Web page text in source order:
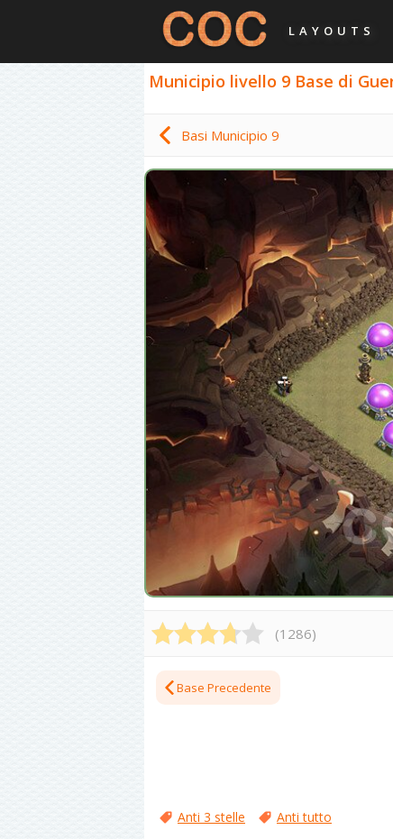
LAYOUTS
Municipio livello 9 Base di
Basi Municipio 9
(1286)
Base Precedente
Anti 3 stelle Anti tutto